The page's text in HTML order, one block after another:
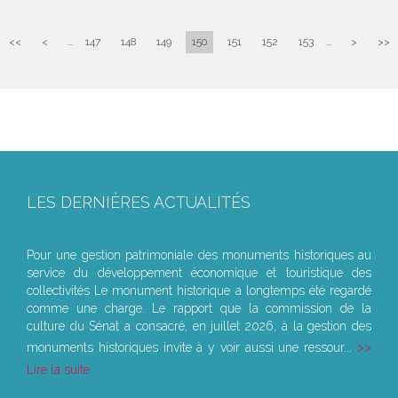
<< < 147 148 149 150 151 152 153 > >>
LES DERNIÈRES ACTUALITÉS
Pour une gestion patrimoniale des monuments historiques au
service du développement économique et touristique des
collectivités Le monument historique a longtemps été regardé
comme une charge. Le rapport que la commission de la
culture du Sénat a consacré, en juillet 2026, à la gestion des
monuments historiques invite à y voir aussi une ressour...
Lire la suite